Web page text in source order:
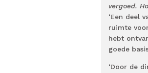
vergoed.
‘Een deel
ruimte
hebt
goede
‘Door de